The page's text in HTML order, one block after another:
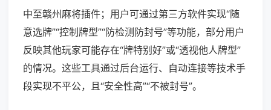
中至赣州麻将插件；用户可通过第三方软件实现“随
意选牌”“控制牌型”“防检测防封号”等功能，部分用户
反映其他玩家可能存在“牌特别好”或“透视他人牌型”
的情况。这些工具通过后台运行、自动连接等技术手
段实现不平公，且“安全性高”“不被封号”。